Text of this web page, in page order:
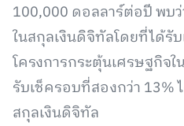
100,000 ดอลลาร์ต่อปี พบ
ในสกุลเงินดิจิทัลโดยที่ได้รั
โครงการกระตุ้นเศรษฐกิจ
รับเช็ครอบที่สองกว่า 13%
สกุลเงินดิจิทัล